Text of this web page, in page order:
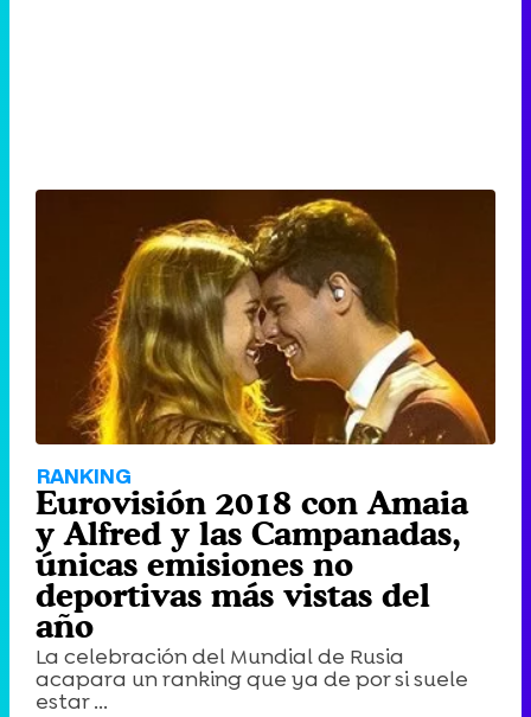
RANKING
Eurovisión 2018 con Amaia
y Alfred y las Campanadas,
únicas emisiones no
deportivas más vistas del
año
La celebración del Mundial de Rusia
acapara un ranking que ya de por si suele
estar ...